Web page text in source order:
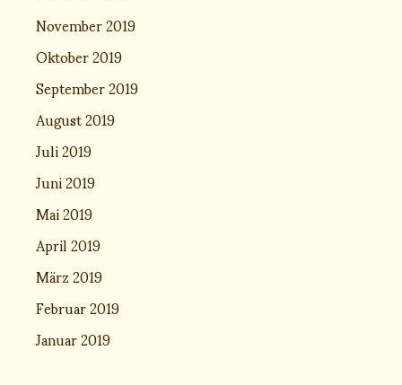
November 2019
Oktober 2019
September 2019
August 2019
Juli 2019
Juni 2019
Mai 2019
April 2019
März 2019
Februar 2019
Januar 2019